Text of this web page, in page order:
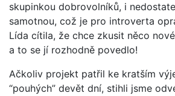
skupinkou dobrovolníků, i
samotnou, což je pro introverta
Lída cítila, že chce zkusit něco
a to se jí rozhodně povedlo!
Ačkoliv projekt patřil ke kratším
“pouhých” devět dní, stihli jsme